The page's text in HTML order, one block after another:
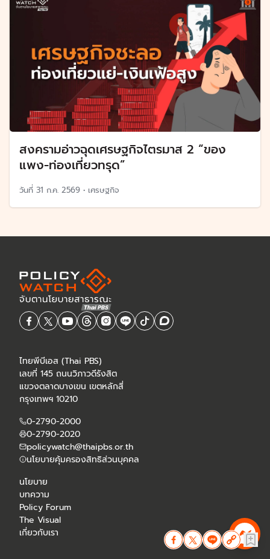
สงครามอ่าวฉุดเศรษฐกิจไตรมาส 2 “ของ
แพง-ท่องเที่ยวทรุด”
วันที่ 31 ก.ค. 2569 • เศรษฐกิจ
ไทยพีบีเอส (Thai PBS)
เลขที่ 145 ถนนวิภาวดีรังสิต
แขวงตลาดบางเขน เขตหลักสี่
กรุงเทพฯ 10210
0-2790-2000
0-2790-2020
policywatch@thaipbs.or.th
นโยบายคุ้มครองสิทธิส่วนบุคคล
นโยบาย
บทความ
Policy Forum
The Visual
เกี่ยวกับเรา